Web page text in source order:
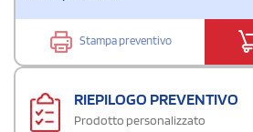
Stampa preventivo
RIEPILOGO PREVENTIVO
Prodotto personalizzato